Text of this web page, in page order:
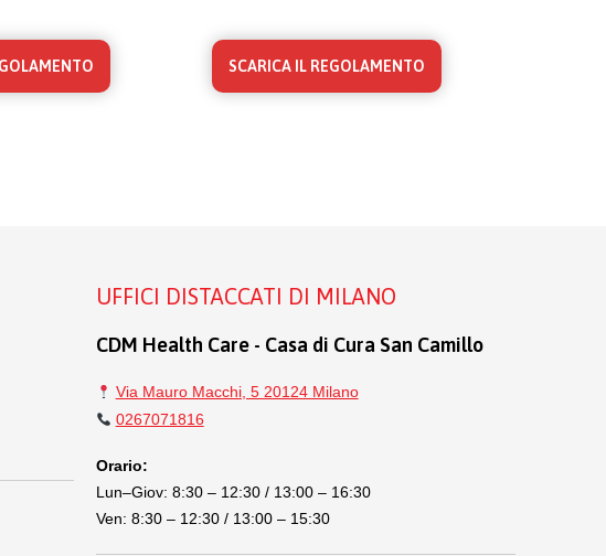
SCARICA IL REGOLAMENTO
UFFICI DISTACCATI DI MILANO
CDM Health Care - Casa di Cura San Camillo
Via Mauro Macchi, 5 20124 Milano
0267071816
Orario:
Lun–Giov: 8:30 – 12:30 / 13:00 – 16:30
Ven: 8:30 – 12:30 / 13:00 – 15:30